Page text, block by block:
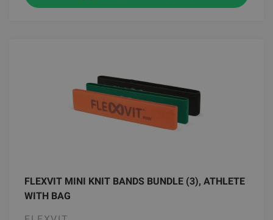
FLEXVIT MINI KNIT BANDS BUNDLE (3), ATHLETE
WITH BAG